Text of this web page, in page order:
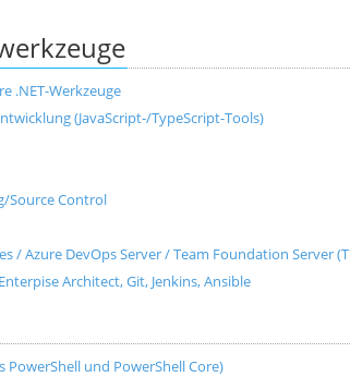
.NET-Werkzeuge
(JavaScript-/TypeScript-Tools)
Source Control
/ Azure DevOps Server / Team Foundation Server
Architect, Git, Jenkins, Ansible
PowerShell und PowerShell Core)